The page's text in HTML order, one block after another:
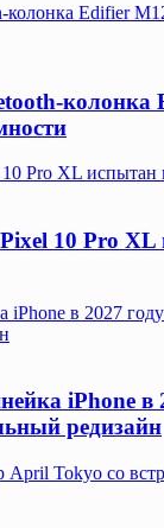
колонка Edifier
колонка
Pro XL испытан
10 Pro XL
iPhone в 2027
iPhone в
редизайн
April Tokyo со